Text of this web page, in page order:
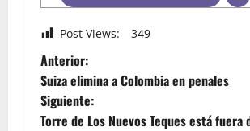
Post Views: 349
Anterior:
Suiza elimina a Colombia en penales
Siguiente:
Torre de Los Nuevos Teques está fuera